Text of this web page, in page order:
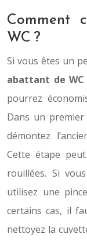
Comment
WC ?
Si vous êtes un
abattant de WC
pourrez
Dans un
démontez
Cette étape
rouillées. Si
utilisez une
certains cas, il
nettoyez la